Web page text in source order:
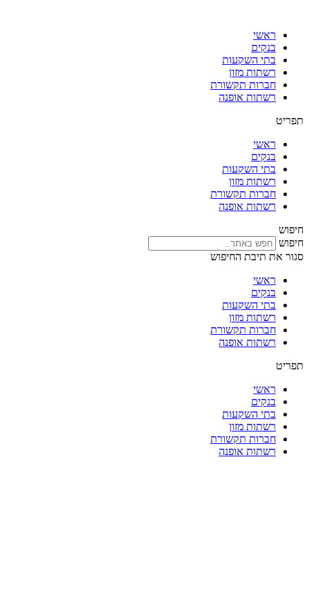
ראשי
בנקים
בתי השקעות
רשתות מזון
חברות תקשורת
רשתות אופנה
תפריט
ראשי
בנקים
בתי השקעות
רשתות מזון
חברות תקשורת
רשתות אופנה
חיפוש
חיפוש
סגור את תיבת החיפוש
ראשי
בנקים
בתי השקעות
רשתות מזון
חברות תקשורת
רשתות אופנה
תפריט
ראשי
בנקים
בתי השקעות
רשתות מזון
חברות תקשורת
רשתות אופנה